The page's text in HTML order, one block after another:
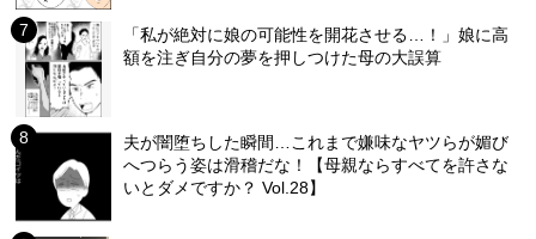
「私が絶対に娘の可能性を開花させる…！」娘に高
額を注ぎ自分の夢を押しつけた母の大誤算
夫が闇堕ちした瞬間…これまで嫌味なヤツらが媚び
へつらう姿は滑稽だな！【母親ならすべてを許さな
いとダメですか？ Vol.28】